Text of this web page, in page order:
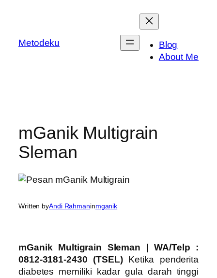
Metodeku
Blog
About Me
mGanik Multigrain
Sleman
Written byAndi Rahmaninmganik
mGanik Multigrain Sleman | WA/Telp :
0812-3181-2430 (TSEL)Ketika penderita
diabetes memiliki kadar gula darah tinggi